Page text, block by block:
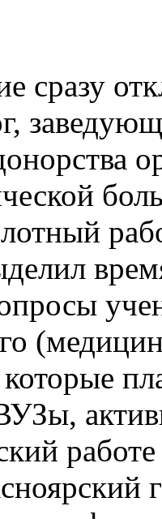
сразу
которые